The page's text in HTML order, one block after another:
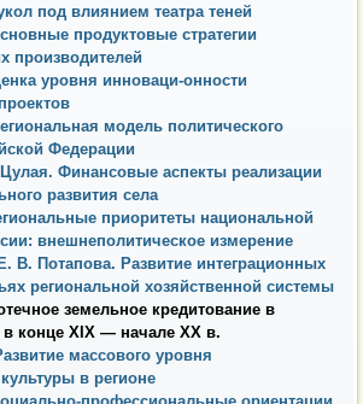
под влиянием театра теней
продуктовые стратегии
производителей
уровня инноваци-онности
модель политического
Федерации
Финансовые аспекты реализации
развития села
приоритеты национальной
внешнеполитическое измерение
В. Потапова. Развитие интеграционных
региональной хозяйственной системы
земельное кредитование в
конце XIX — начале ХХ в.
массового уровня
в регионе
профессиональные ориентации